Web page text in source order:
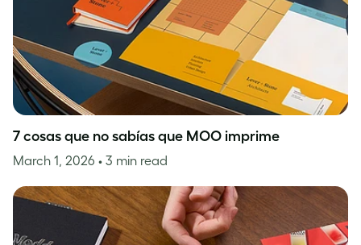
7 cosas que no sabías que MOO imprime
March 1, 2026 • 3 min read